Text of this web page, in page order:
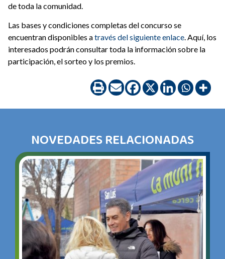
de toda la comunidad.
Las bases y condiciones completas del concurso se
encuentran disponibles através del siguiente enlace. Aquí, los
interesados podrán consultar toda la información sobre la
participación, el sorteo y los premios.
NOVEDADES RELACIONADAS